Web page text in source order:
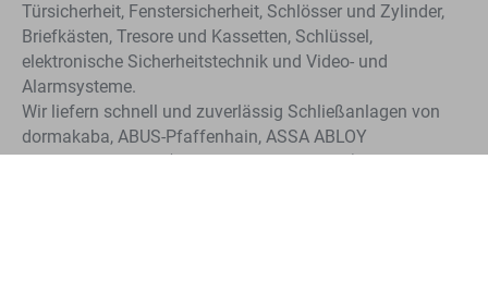
Türsicherheit, Fenstersicherheit, Schlösser und Zylinder,
Briefkästen, Tresore und Kassetten, Schlüssel,
elektronische Sicherheitstechnik und Video- und
Alarmsysteme.
Wir liefern schnell und zuverlässig Schließanlagen von
dormakaba, ABUS-Pfaffenhain, ASSA ABLOY
Sicherheitstechnik (CLIQ®, IKON und KESO). Profitieren